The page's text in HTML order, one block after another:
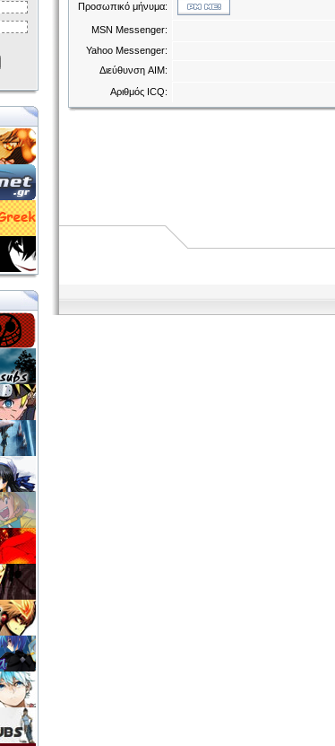
Προσωπικό μήνυμα:
MSN Messenger:
Yahoo Messenger:
Διεύθυνση AIM:
Αριθμός ICQ: